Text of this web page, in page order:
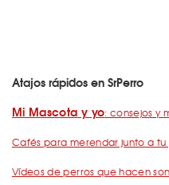
Atajos rápidos en SrPerro
Mi Mascota y yo: consejos y
Cafés para merendar junto a tu
Vídeos de perros que hacen